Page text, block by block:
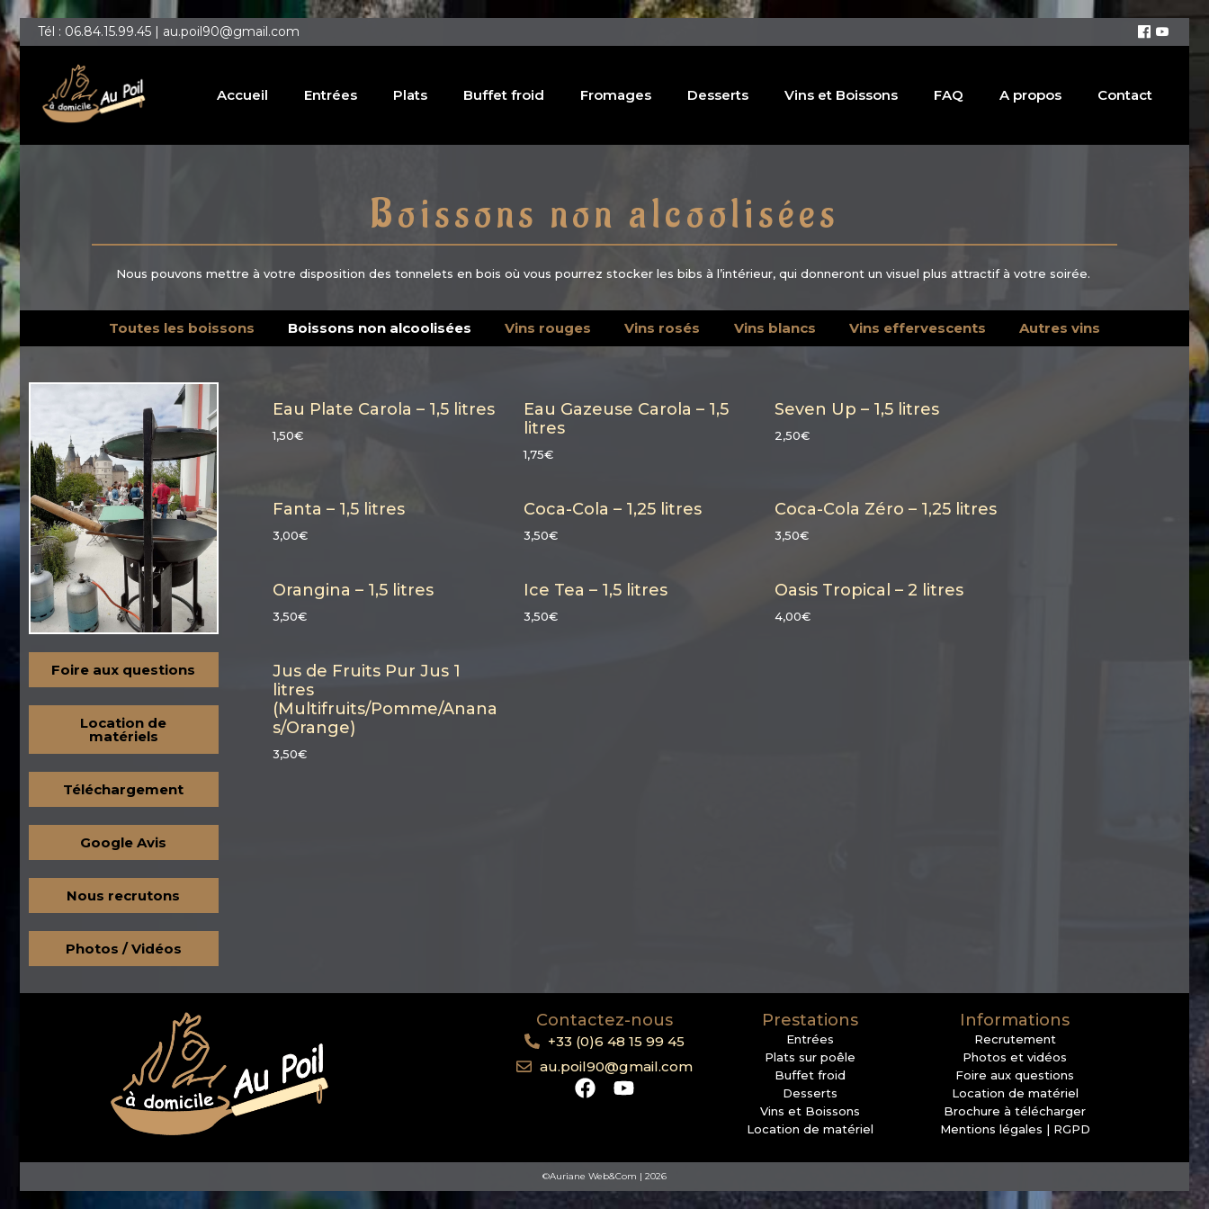
Tél : 06.84.15.99.45 | au.poil90@gmail.com
Accueil Entrées Plats Buffet froid Fromages Desserts Vins et Boissons FAQ A propos Contact
Boissons non alcoolisées
Nous pouvons mettre à votre disposition des tonnelets en bois où vous pourrez stocker les bibs à l’intérieur, qui donneront un visuel plus attractif à votre soirée.
Toutes les boissons Boissons non alcoolisées Vins rouges Vins rosés Vins blancs Vins effervescents Autres vins
Foire aux questions
Location de
matériels
Téléchargement
Google Avis
Nous recrutons
Photos / Vidéos
Eau Plate Carola – 1,5 litres
1,50€
Eau Gazeuse Carola – 1,5
litres
1,75€
Seven Up – 1,5 litres
2,50€
Fanta – 1,5 litres
3,00€
Coca-Cola – 1,25 litres
3,50€
Coca-Cola Zéro – 1,25 litres
3,50€
Orangina – 1,5 litres
3,50€
Ice Tea – 1,5 litres
3,50€
Oasis Tropical – 2 litres
4,00€
Jus de Fruits Pur Jus 1
litres
(Multifruits/Pomme/Anana
s/Orange)
3,50€
Contactez-nous
+33 (0)6 48 15 99 45
au.poil90@gmail.com
Prestations
Entrées
Plats sur poêle
Buffet froid
Desserts
Vins et Boissons
Location de matériel
Informations
Recrutement
Photos et vidéos
Foire aux questions
Location de matériel
Brochure à télécharger
Mentions légales | RGPD
©Auriane Web&Com | 2026